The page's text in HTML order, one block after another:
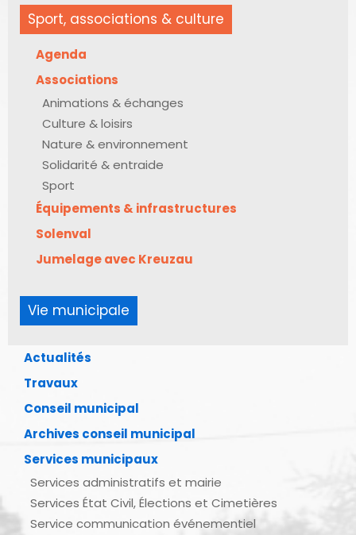
Sport, associations & culture
Agenda
Associations
Animations & échanges
Culture & loisirs
Nature & environnement
Solidarité & entraide
Sport
Équipements & infrastructures
Solenval
Jumelage avec Kreuzau
Vie municipale
Actualités
Travaux
Conseil municipal
Archives conseil municipal
Services municipaux
Services administratifs et mairie
Services État Civil, Élections et Cimetières
Service communication événementiel